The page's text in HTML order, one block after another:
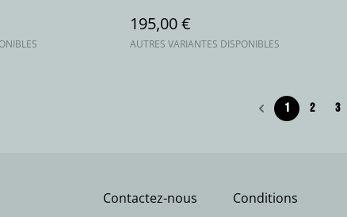
195,00 €
AUTRES VARIANTES DISPONIBLES
1 2 3
Contactez-nous Conditions